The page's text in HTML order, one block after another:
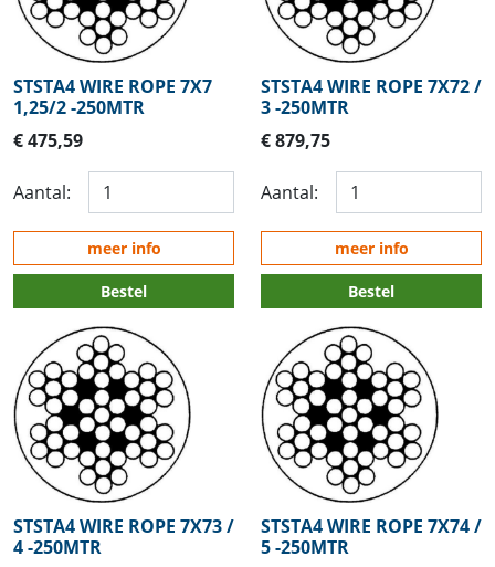
STSTA4 WIRE ROPE 7X7
1,25/2 -250MTR
€ 475,59
Aantal:
meer info
Bestel
STSTA4 WIRE ROPE 7X72 /
3 -250MTR
€ 879,75
Aantal:
meer info
Bestel
STSTA4 WIRE ROPE 7X73 /
4 -250MTR
STSTA4 WIRE ROPE 7X74 /
5 -250MTR